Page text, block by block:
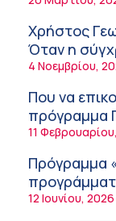
9:18 πμ
Πώς να
διάρροια
8:30 πμ
Ευμενής
General):
7:37 πμ
Ιωάννης
5:42 πμ
Χρήστος
Όταν η
φόβο!
4 Νοεμβρίου,
Που να
πρόγραμμα
παχυσαρκίας
11
Πρόγραμμα
Δωρεάν
12 Ιουνίου, 2026